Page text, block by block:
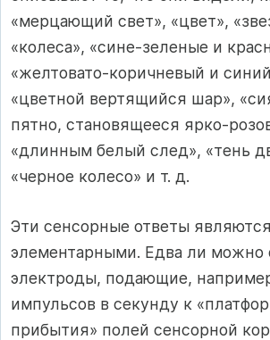
«мерцающий свет», «цвет»,
«колеса», «сине-зеленые и
«желтовато-коричневый и
«цветной вертящийся шар»,
пятно, становящееся ярко-
«длинным белый след», «тень
«черное колесо» и т. д.
Эти сенсорные ответы являются
элементарными. Едва ли можно
электроды, подающие,
импульсов в секунду к
прибытия» полей сенсорной